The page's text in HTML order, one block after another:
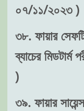
০৭/১১/২০২৩ )
৩৮. ফায়ার
ব্যাচের
)
৩৯. ফায়ার